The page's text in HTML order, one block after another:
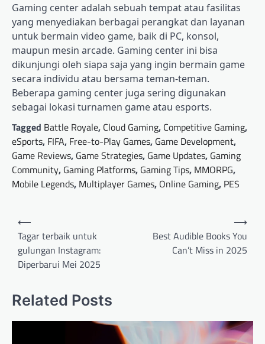
Gaming center adalah sebuah tempat atau fasilitas
yang menyediakan berbagai perangkat dan layanan
untuk bermain video game, baik di PC, konsol,
maupun mesin arcade. Gaming center ini bisa
dikunjungi oleh siapa saja yang ingin bermain game
secara individu atau bersama teman-teman.
Beberapa gaming center juga sering digunakan
sebagai lokasi turnamen game atau esports.
Tagged Battle Royale, Cloud Gaming, Competitive Gaming,
eSports, FIFA, Free-to-Play Games, Game Development,
Game Reviews, Game Strategies, Game Updates, Gaming
Community, Gaming Platforms, Gaming Tips, MMORPG,
Mobile Legends, Multiplayer Games, Online Gaming, PES
Post
navigation
⟵
Tagar terbaik untuk
gulungan Instagram:
Diperbarui Mei 2025
Best Audible Books You
Can’t Miss in 2025
⟶
Related Posts